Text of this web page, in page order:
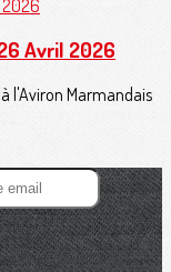
Avril 2026
l'Aviron Marmandais